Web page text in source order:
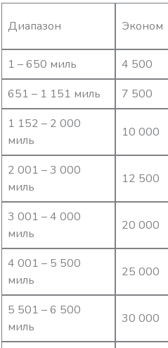
Диапазон Эконом
1 – 650 миль
4 500
651 – 1 151 миль
7 500
1 152 – 2 000
миль
10 000
2 001 – 3 000
миль
12 500
3 001 – 4 000
миль
20 000
4 001 – 5 500
миль
25 000
5 501 – 6 500
миль
30 000